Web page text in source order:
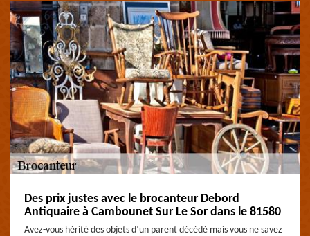
Des prix justes avec le brocanteur Debord
Antiquaire à Cambounet Sur Le Sor dans le 81580
Avez-vous hérité des objets d’un parent décédé mais vous ne savez